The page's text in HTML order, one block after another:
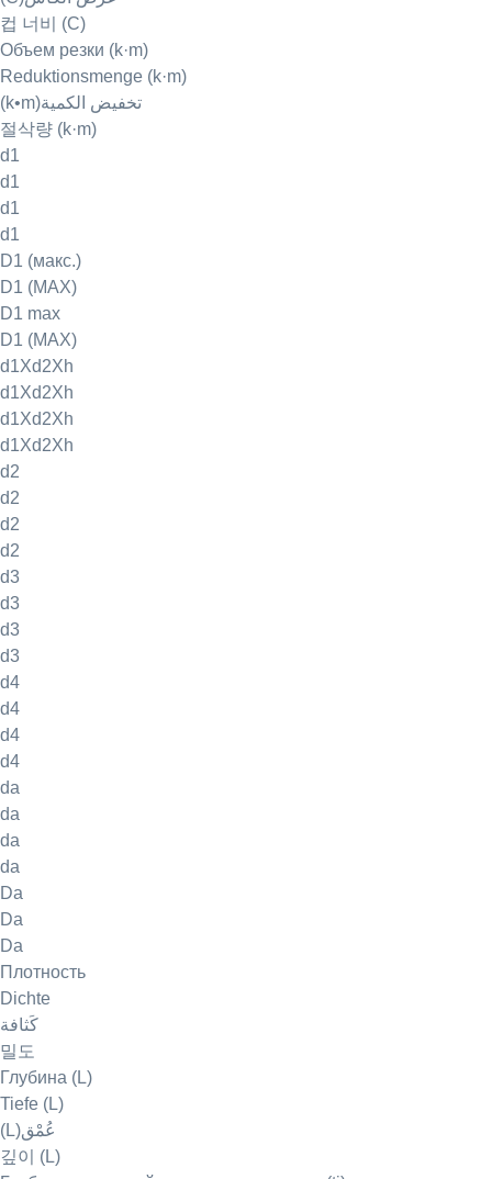
컵 너비 (C)
Объем резки (k·m)
Reduktionsmenge (k·m)
(k•m)تخفيض الكمية
절삭량 (k·m)
d1
d1
d1
d1
D1 (макс.)
D1 (MAX)
D1 max
D1 (MAX)
d1Xd2Xh
d1Xd2Xh
d1Xd2Xh
d1Xd2Xh
d2
d2
d2
d2
d3
d3
d3
d3
d4
d4
d4
d4
da
da
da
da
Da
Da
Da
Плотность
Dichte
كَثافة
밀도
Глубина (L)
Tiefe (L)
(L)عُمْق
깊이 (L)